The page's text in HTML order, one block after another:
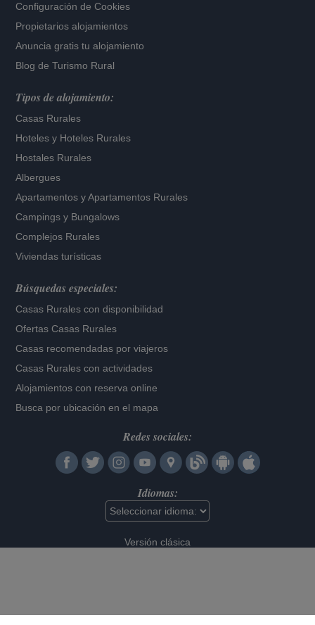
Configuración de Cookies
Propietarios alojamientos
Anuncia gratis tu alojamiento
Blog de Turismo Rural
Tipos de alojamiento:
Casas Rurales
Hoteles y Hoteles Rurales
Hostales Rurales
Albergues
Apartamentos yApartamentos Rurales
Campings y Bungalows
Complejos Rurales
Viviendas turísticas
Búsquedas especiales:
Casas Rurales con disponibilidad
Ofertas Casas Rurales
Casas recomendadas por viajeros
Casas Rurales con actividades
Alojamientos con reserva online
Busca por ubicación en el mapa
Redes sociales:
Idiomas:
Versión clásica